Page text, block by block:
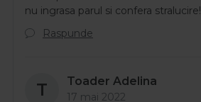
nu ingrasa parul si confera
Raspunde
T Toader Adelina
17 mai 2022